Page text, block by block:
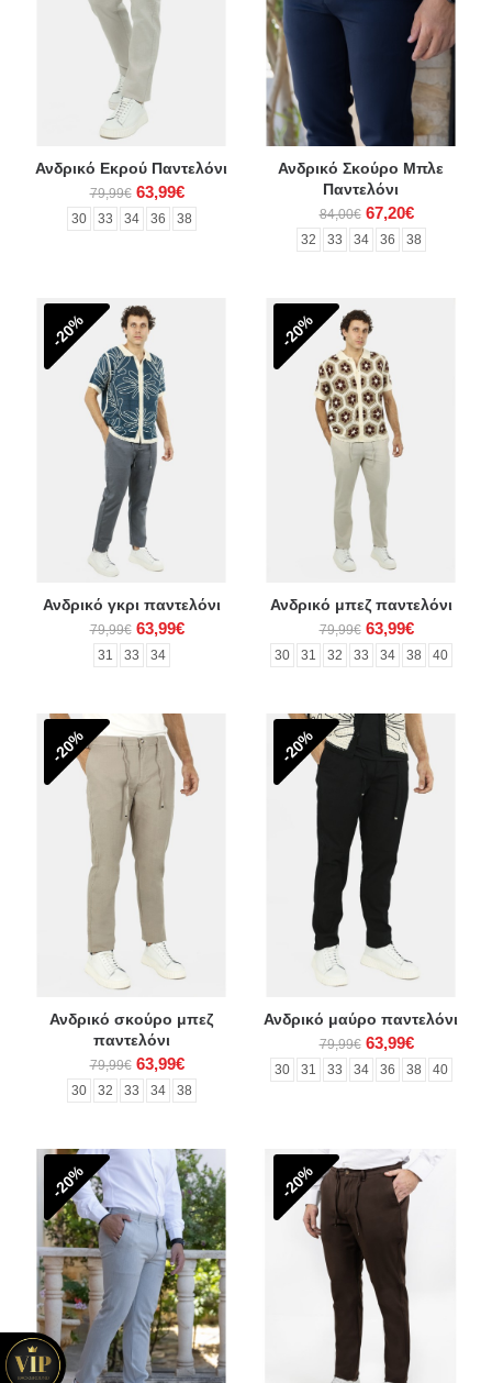
Ανδρικό Εκρού Παντελόνι
79,99€ 63,99€
30 33 34 36 38
Ανδρικό Σκούρο Μπλε
Παντελόνι
84,00€ 67,20€
32 33 34 36 38
-20%
Ανδρικό γκρι παντελόνι
79,99€ 63,99€
31 33 34
-20%
Ανδρικό μπεζ παντελόνι
79,99€ 63,99€
30 31 32 33 34 38 40
-20%
Ανδρικό σκούρο μπεζ
παντελόνι
79,99€ 63,99€
30 32 33 34 38
-20%
Ανδρικό μαύρο παντελόνι
79,99€ 63,99€
30 31 33 34 36 38 40
-20% -20%